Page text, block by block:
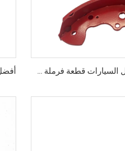
صانع الصين لنظام الفرامل السيارات قطعة فرملة سيارات